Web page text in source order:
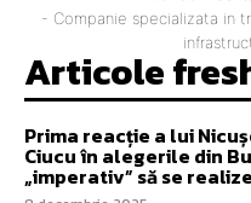
- Companie specializata in
Articole
Prima reacție a lui
Ciucu în alegerile din
„imperativ” să se